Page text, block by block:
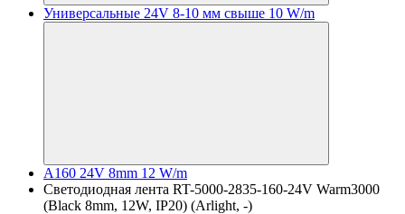
Универсальные 24V 8-10 мм свыше 10 W/m
A160 24V 8mm 12 W/m
Светодиодная лента RT-5000-2835-160-24V Warm3000
(Black 8mm, 12W, IP20) (Arlight, -)